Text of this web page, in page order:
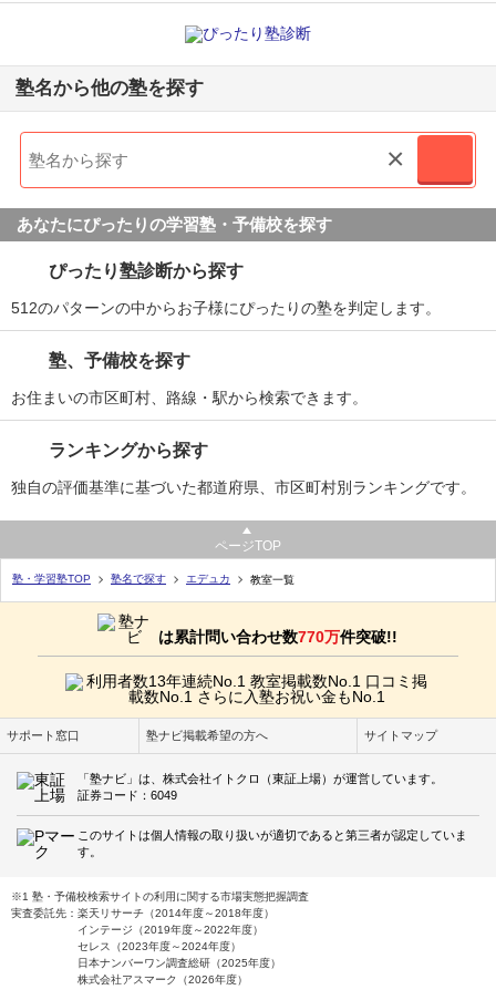
塾名から他の塾を探す
×
あなたにぴったりの学習塾・予備校を探す
ぴったり塾診断から探す
512のパターンの中からお子様にぴったりの塾を判定します。
塾、予備校を探す
お住まいの市区町村、路線・駅から検索できます。
ランキングから探す
独自の評価基準に基づいた都道府県、市区町村別ランキングです。
ページTOP
塾・学習塾TOP 塾名で探す エデュカ 教室一覧
は累計問い合わせ数770万件突破!!
サポート窓口 塾ナビ掲載希望の方へ サイトマップ
「塾ナビ」は、株式会社イトクロ（東証上場）が運営しています。
証券コード：6049
このサイトは個人情報の取り扱いが適切であると第三者が認定していま
す。
※1 塾・予備校検索サイトの利用に関する市場実態把握調査
実査委託先：楽天リサーチ（2014年度～2018年度）
インテージ（2019年度～2022年度）
セレス（2023年度～2024年度）
日本ナンバーワン調査総研（2025年度）
株式会社アスマーク（2026年度）